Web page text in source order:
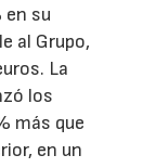
en su
al Grupo,
La
los
más que
en un